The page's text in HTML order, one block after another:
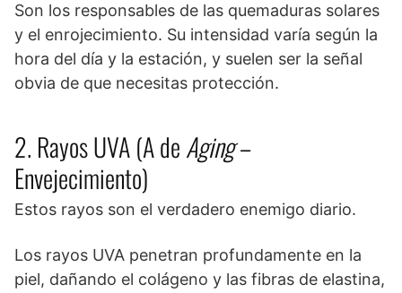
Son los responsables de las quemaduras solares
y el enrojecimiento. Su intensidad varía según la
hora del día y la estación, y suelen ser la señal
obvia de que necesitas protección.
2. Rayos UVA (A deAging–
Envejecimiento)
Estos rayos son el verdadero enemigo diario.
Los rayos UVA penetran profundamente en la
piel, dañando el colágeno y las fibras de elastina,